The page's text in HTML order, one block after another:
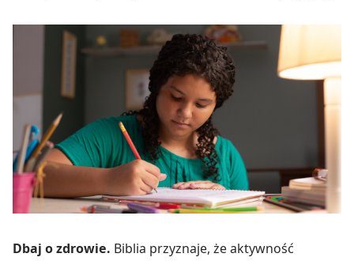
Dbaj o zdrowie. Biblia przyznaje, że aktywność